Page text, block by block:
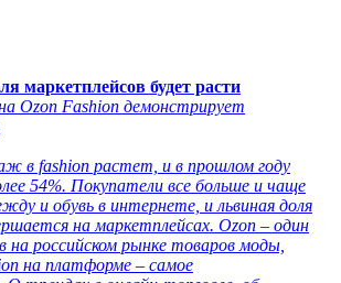
маркетплейсов будет расти
Ozon Fashion демонстрирует
в fashion растет, и в прошлом году
54%. Покупатели все больше и чаще
и обувь в интернете, и львиная доля
на маркетплейсах. Ozon – один
на российском рынке товаров моды,
на платформе – самое